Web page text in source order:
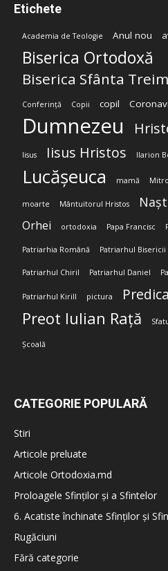
Etichete
Academia de Teologie Anul nou
Biserica Ortodoxă
Biserica Sfânta
Conferință Copii copil
Dumnezeu
Iisus Iisus Hristos Ilarion
Lucășeuca mamă
moarte Mântuitorul Hristos
Orhei ortodoxia Papa Francisc
Patriarhia Română Patriarhul
Patriarhul Chiril Patriarhul Daniel
Patriarhul Kirill pictura Predica
Preot Iulian Rață
Școală
CATEGORIE POPULARĂ
Stiri
Articole preluate
Articole Ortodoxia.md
Proloagele Sfinților și a Sfintelor
6. Acatiste închinate Sfinților și
Rugăciuni
Fără categorie